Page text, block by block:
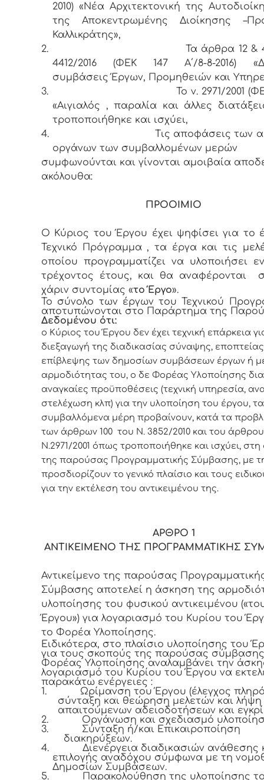
2010) «Νέα Αρχιτεκτονική της
της Αποκεντρωμένης Διοίκησης
Καλλικράτης»,
2.
Τα άρθρα 12 &
4412/2016 (ΦΕΚ 147 Α΄/8-8-2016)
συμβάσεις Έργων, Προμηθειών και
3.
Το ν. 2971/2001
«Αιγιαλός , παραλία και άλλες
τροποποιήθηκε και ισχύει,
4.
Τις αποφάσεις των
οργάνων των συμβαλλομένων μερών
συμφωνούνται και γίνονται αμοιβαία
ακόλουθα:
ΠΡΟΟΙΜΙΟ
Ο Κύριος του Έργου έχει ψηφίσει για το
Τεχνικό Πρόγραμμα , τα έργα και τις
οποίου προγραμματίζει να υλοποιήσει
τρέχοντος έτους, και θα αναφέρονται
χάριν συντομίας «το Έργο».
Το σύνολο των έργων του Τεχνικού
αποτυπώνονται στο Παράρτημα της
Δεδομένου ότι:
ο Κύριος του Έργου δεν έχει τεχνική επάρκεια
διεξαγωγή της διαδικασίας σύναψης, εποπτείας
επίβλεψης των δημοσίων συμβάσεων έργων ή
αρμοδιότητας του, ο δε Φορέας Υλοποίησης
αναγκαίες προϋποθέσεις (τεχνική υπηρεσία,
στελέχωση κλπ) για την υλοποίηση του έργου, τα
συμβαλλόμενα μέρη προβαίνουν, κατά τα
των άρθρων 100 του Ν. 3852/2010 και του
Ν.2971/2001 όπως τροποποιήθηκε και ισχύει,
της παρούσας Προγραμματικής Σύμβασης, με
προσδιορίζουν το γενικό πλαίσιο και τους
για την εκτέλεση του αντικειμένου της.
ΑΡΘΡΟ 1
ΑΝΤΙΚΕΙΜΕΝΟ ΤΗΣ ΠΡΟΓΡΑΜΜΑΤΙΚΗΣ
Αντικείμενο της παρούσας
Σύμβασης αποτελεί η άσκηση της
υλοποίησης του φυσικού αντικειμένου
Έργου») για λογαριασμό του Κυρίου του
το Φορέα Υλοποίησης.
Ειδικότερα, στο πλαίσιο υλοποίησης του
για τους σκοπούς της παρούσας
Φορέας Υλοποίησης αναλαμβάνει την
λογαριασμό του Κυρίου του Έργου να
παρακάτω ενέργειες :
1.
Ωρίμανση του Έργου (έλεγχος
σύνταξη και θεώρηση μελετών και
απαιτούμενων αδειοδοτήσεων και
2.
Οργάνωση και σχεδιασμό
3.
Σύνταξη ή/και Επικαιροποίηση
διακηρύξεων.
4.
Διενέργεια διαδικασιών ανάθεσης
επιλογής αναδόχου σύμφωνα με τη
Δημοσίων Συμβάσεων.
5.
Παρακολούθηση της υλοποίησης